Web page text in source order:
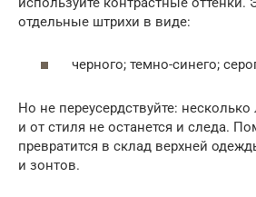
отдельные штрихи в виде:
черного; темно-синего;
Но не переусердствуйте:
и от стиля не останется и следа.
превратится в склад верхней
и зонтов.